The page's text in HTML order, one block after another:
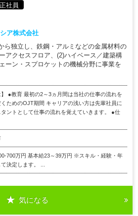
正社員
ア株式会社
ら独立し、鉄鋼・アルミなどの金属材料の
アクセスフロア、(2)ハイベース／建築構
ーン・スプロケットの機械分野に事業を
】 ●教育 最初の2～3ヵ月間は当社の仕事の流れを
ためのOJT期間 キャリアの浅い方は先輩社員に
ントとして仕事の流れを覚えていきます。 ●仕
700万円 基本給23～39万円 ※スキル・経験・年
決定します。 ...
気になる